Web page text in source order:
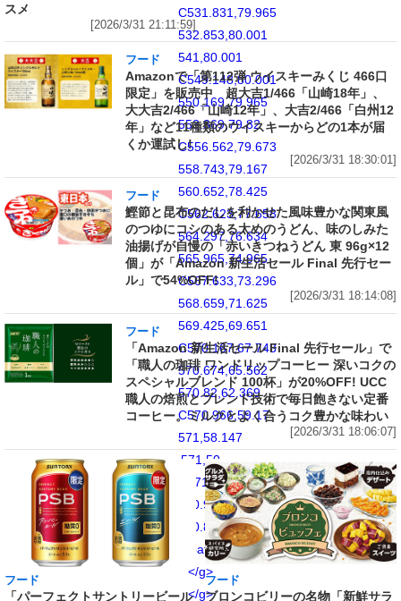
C531.831,79.965
532.853,80.001
541,80.001
C549.148,80.001
550.169,79.965
553.369,79.82
C556.562,79.673
558.743,79.167
560.652,78.425
C562.623,77.658
564.297,76.634
565.965,74.965
C567.633,73.296
568.659,71.625
569.425,69.651
C570.167,67.743
570.674,65.562
570.82,62.369
C570.966,59.17
571,58.147
571,50
C571,41.851
570.966,40.831
570.82,37.631">
</path>
</g>
</g>
スメ
[2026/3/31 21:11:59]
フード
Amazonで「第112弾 ウイスキーみくじ 466口
限定」を販売中 超大吉1/466「山崎18年」、
大大吉2/466「山崎12年」、大吉2/466「白州12
年」など11種類のウイスキーからどの1本が届
くか運試し!
[2026/3/31 18:30:01]
フード
鰹節と昆布のだしを利かせた風味豊かな関東風
のつゆにコシのある太めのうどん、味のしみた
油揚げが自慢の「赤いきつねうどん 東 96g×12
個」が「Amazon 新生活セール Final 先行セー
ル」で54%OFF!
[2026/3/31 18:14:08]
フード
「Amazon 新生活セール Final 先行セール」で
「職人の珈琲 ワンドリップコーヒー 深いコクの
スペシャルブレンド 100杯」が20%OFF! UCC
職人の焙煎とブレンド技術で毎日飽きない定番
コーヒー。ミルクとよく合うコク豊かな味わい
[2026/3/31 18:06:07]
フード
「パーフェクトサントリービール
フード
ブロンコビリーの名物「新鮮サラ